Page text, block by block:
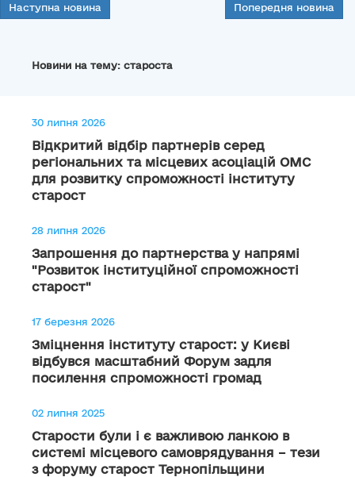
Наступна новина Попередня новина
Новини на тему: староста
30 липня 2026
Відкритий відбір партнерів серед
регіональних та місцевих асоціацій ОМС
для розвитку спроможності інституту
старост
28 липня 2026
Запрошення до партнерства у напрямі
"Розвиток інституційної спроможності
старост"
17 березня 2026
Зміцнення інституту старост: у Києві
відбувся масштабний Форум задля
посилення спроможності громад
02 липня 2025
Старости були і є важливою ланкою в
системі місцевого самоврядування – тези
з форуму старост Тернопільщини